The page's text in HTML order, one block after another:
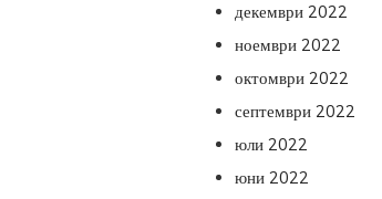
декември 2022
ноември 2022
октомври 2022
септември 2022
юли 2022
юни 2022